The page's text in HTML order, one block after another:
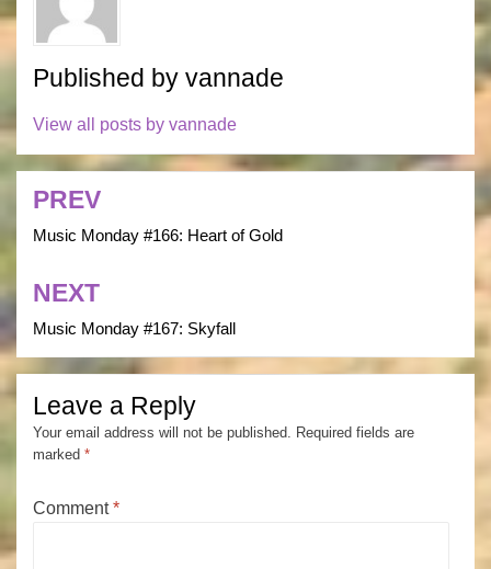
Published by vannade
View all posts by vannade
Post
navigation
PREV
Music Monday #166: Heart of Gold
NEXT
Music Monday #167: Skyfall
Leave a Reply
Your email address will not be published.
Required fields are
marked *
Comment*